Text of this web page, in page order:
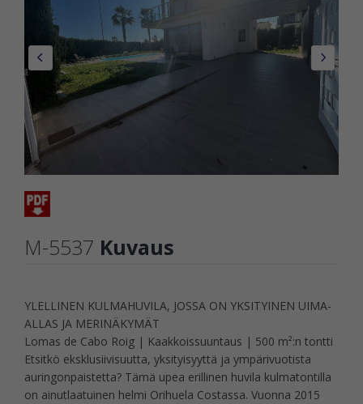
M-5537 Kuvaus
YLELLINEN KULMAHUVILA, JOSSA ON YKSITYINEN UIMA-
ALLAS JA MERINÄKYMÄT
Lomas de Cabo Roig | Kaakkoissuuntaus | 500 m²:n tontti
Etsitkö eksklusiivisuutta, yksityisyyttä ja ympärivuotista
auringonpaistetta? Tämä upea erillinen huvila kulmatontilla
on ainutlaatuinen helmi Orihuela Costassa. Vuonna 2015